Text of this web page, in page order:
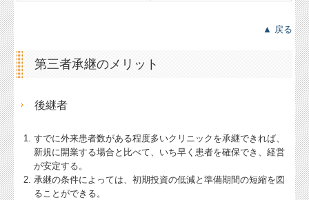
▲ 戻る
第三者承継のメリット
後継者
すでに外来患者数がある程度多いクリニックを承継できれば、
新規に開業する場合と比べて、いち早く患者を確保でき、経営
が安定する。
承継の条件によっては、初期投資の低減と準備期間の短縮を図
ることができる。